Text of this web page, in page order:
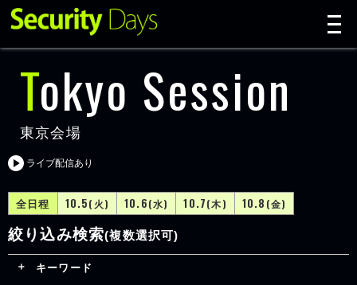
Tokyo Session
東京会場
全日程 10.5(火) 10.6(水) 10.7(木) 10.8 (金)
ライブ配信あり
絞り込み検索(複数選択可)
キーワード